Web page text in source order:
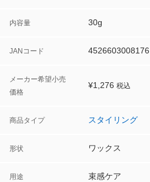
内容量 30g
JANコード 4526603008176
メーカー希望小売
価格
¥1,276 税込
商品タイプ スタイリング
形状 ワックス
用途 束感ケア